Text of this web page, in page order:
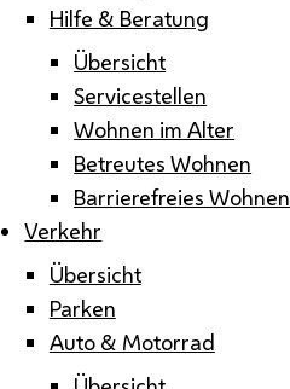
Hilfe & Beratung
Übersicht
Servicestellen
Wohnen im Alter
Betreutes Wohnen
Barrierefreies Wohnen
Verkehr
Übersicht
Parken
Auto & Motorrad